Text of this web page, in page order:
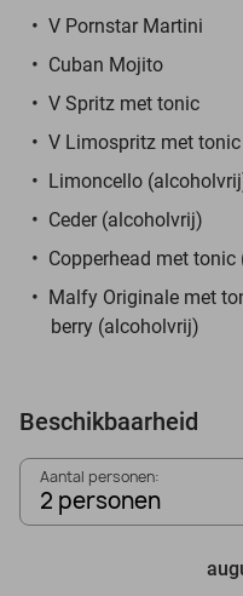
V Pornstar Martini
Cuban Mojito
V Spritz met tonic
V Limospritz met tonic
Limoncello
Ceder (alcoholvrij)
Copperhead met
Malfy Originale met
berry (alcoholvrij)
Beschikbaarheid
Aantal personen:
2 personen